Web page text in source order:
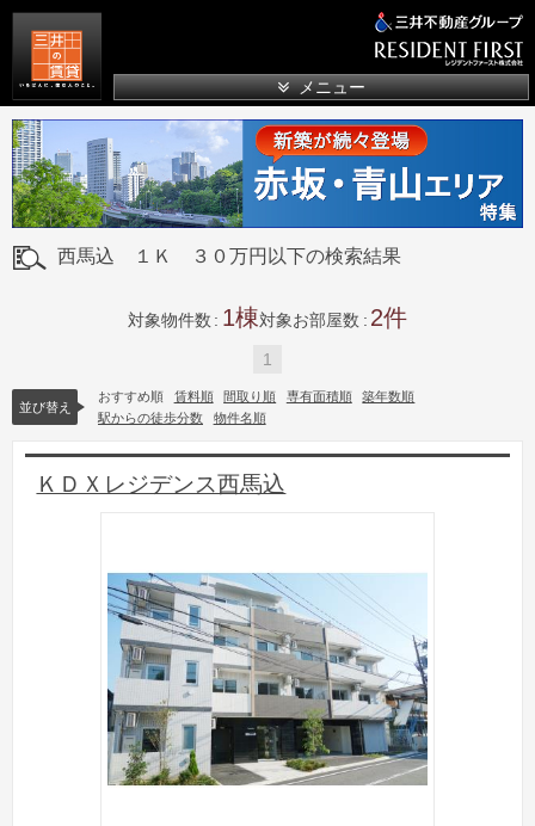
メニュー
西馬込 １Ｋ ３０万円以下の検索結果
対象物件数 1 対象お部屋数 2
1
並び替え
おすすめ順 賃料順 間取り順 専有面積順
築年数順
駅からの徒歩分数
物件名順
ＫＤＸレジデンス西馬込